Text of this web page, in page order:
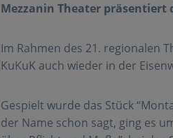
Mezzanin Theater präsentiert
Im Rahmen des 21. regionalen
KuKuK auch wieder in der
Gespielt wurde das Stück
der Name schon sagt, ging es